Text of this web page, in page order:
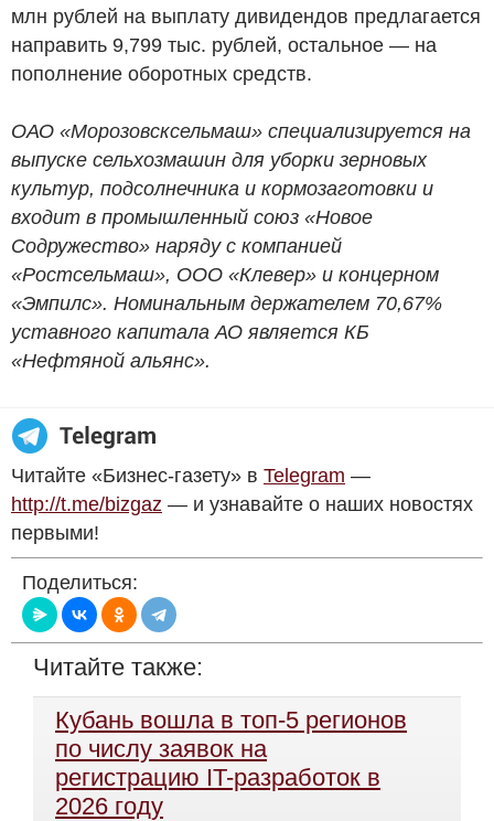
млн рублей на выплату дивидендов предлагается
направить 9,799 тыс. рублей, остальное — на
пополнение оборотных средств.
ОАО «Морозовсксельмаш» специализируется на
выпуске сельхозмашин для уборки зерновых
культур, подсолнечника и кормозаготовки и
входит в промышленный союз «Новое
Содружество» наряду с компанией
«Ростсельмаш», ООО «Клевер» и концерном
«Эмпилс». Номинальным держателем 70,67%
уставного капитала АО является КБ
«Нефтяной альянс».
Читайте «Бизнес-газету» в Telegram —
http://t.me/bizgaz — и узнавайте о наших новостях
первыми!
Поделиться:
Читайте также:
Кубань вошла в топ-5 регионов
по числу заявок на
регистрацию IT-разработок в
2026 году